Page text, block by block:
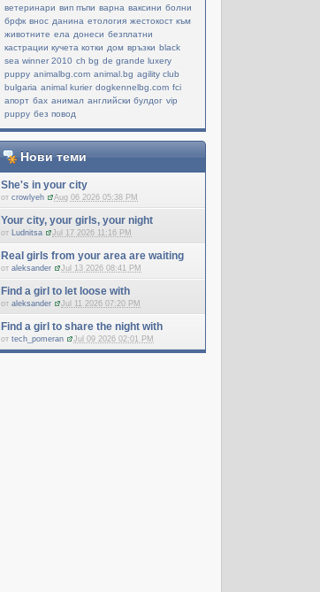
ветеринари вип пъпи варна ваксини болни
брфк внос данина етология жестокост към
животните ела донеси безплатни
кастрации кучета котки дом връзки black
sea winner 2010 ch bg de grande luxery
puppy animalbg.com animal.bg agility club
bulgaria animal kurier dogkennelbg.com fci
апорт бах анимал английски булдог vip
puppy без повод
Нови теми
She's in your city
отcrowlyeh Aug 06 2026 05:38 PM
Your city, your girls, your night
от Ludnitsa Jul 17 2026 11:16 PM
Real girls from your area are waiting
отaleksander Jul 13 2026 08:41 PM
Find a girl to let loose with
отaleksander Jul 11 2026 07:20 PM
Find a girl to share the night with
отtech_pomeran Jul 09 2026 02:01 PM